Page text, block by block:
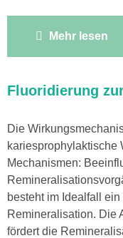
Mehr lesen
Fluoridierung
Die
kariesprophylaktische
Mechanismen:
besteht im Idealfall
Remineralisation. Die
fördert die